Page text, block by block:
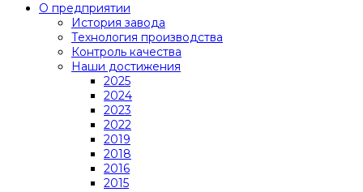
О предприятии
История завода
Технология производства
Контроль качества
Наши достижения
2025
2024
2023
2022
2019
2018
2016
2015